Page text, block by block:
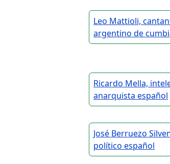
Leo Mattioli,
argentino de
Ricardo Mella,
anarquista español
José Berruezo
político español